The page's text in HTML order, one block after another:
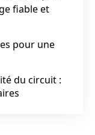
fiable et
pour une
du circuit :